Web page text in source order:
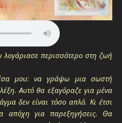
λογάριασε περισσότερο στη ζωή
μου: να γράψω μια σωστή
Αυτό θα εξαγόραζε για μένα
δεν είναι τόσο απλό. Κι έτσι
απόχη για παρεξηγήσεις. Θα